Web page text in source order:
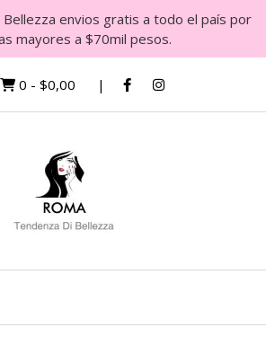
Bellezza envios gratis a todo el país por
mayores a $70mil pesos.
0 - $0,00